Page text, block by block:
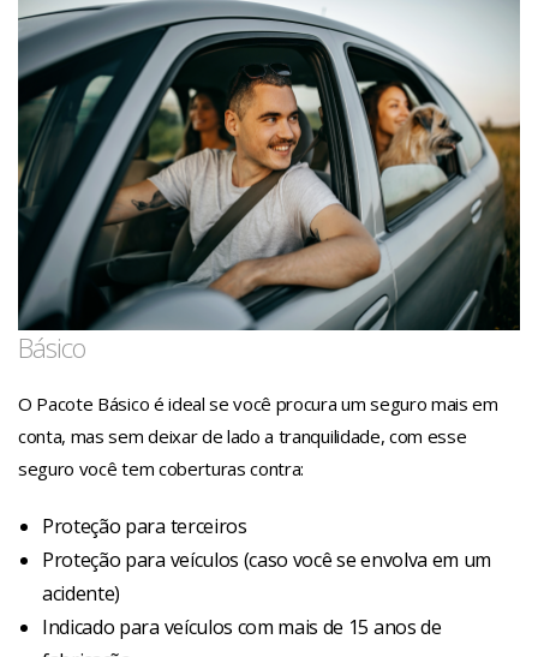
Básico
O Pacote Básico é ideal se você procura um seguro mais em
conta, mas sem deixar de lado a tranquilidade, com esse
seguro você tem coberturas contra:
Proteção para terceiros
Proteção para veículos (caso você se envolva em um
acidente)
Indicado para veículos com mais de 15 anos de